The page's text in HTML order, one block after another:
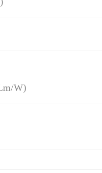
W)